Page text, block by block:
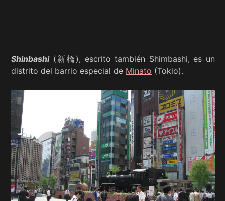
Shinbashi(新橋), escrito también Shimbashi, es un
distrito del barrio especial de Minato (Tokio).